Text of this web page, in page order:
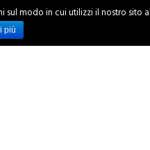
INCHIESTE
modo in cui utilizzi il nostro sito
più